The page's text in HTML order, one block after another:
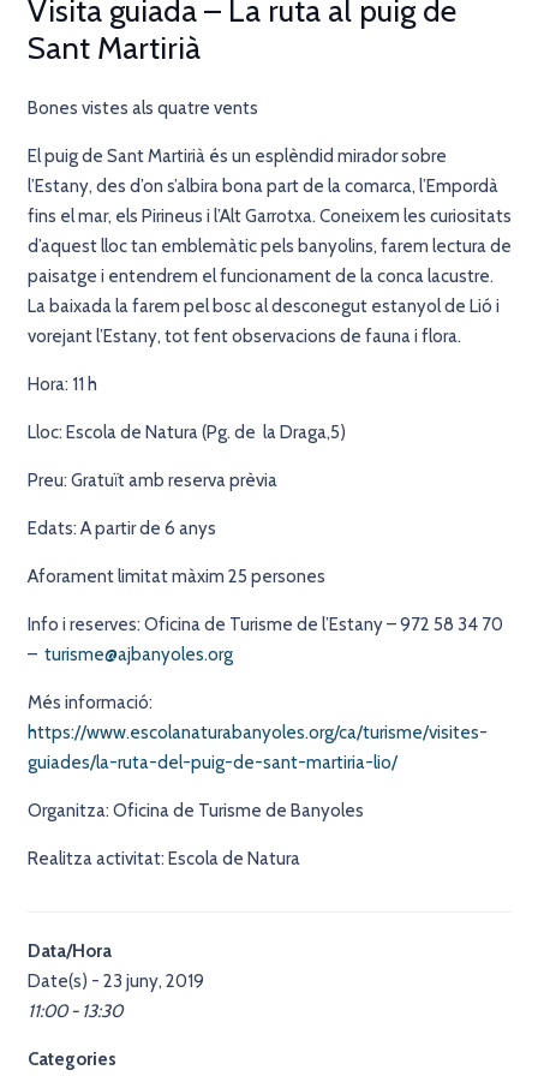
Visita guiada – La ruta al puig de
Sant Martirià
Bones vistes als quatre vents
El puig de Sant Martirià és un esplèndid mirador sobre
l’Estany, des d’on s’albira bona part de la comarca, l’Empordà
fins el mar, els Pirineus i l’Alt Garrotxa. Coneixem les curiositats
d’aquest lloc tan emblemàtic pels banyolins, farem lectura de
paisatge i entendrem el funcionament de la conca lacustre.
La baixada la farem pel bosc al desconegut estanyol de Lió i
vorejant l’Estany, tot fent observacions de fauna i flora.
Hora: 11 h
Lloc: Escola de Natura (Pg. de la Draga,5)
Preu: Gratuït amb reserva prèvia
Edats: A partir de 6 anys
Aforament limitat màxim 25 persones
Info i reserves: Oficina de Turisme de l’Estany – 972 58 34 70
– turisme@ajbanyoles.org
Més informació:
https://www.escolanaturabanyoles.org/ca/turisme/visites-
guiades/la-ruta-del-puig-de-sant-martiria-lio/
Organitza: Oficina de Turisme de Banyoles
Realitza activitat: Escola de Natura
Data/Hora
Date(s) - 23 juny, 2019
11:00 - 13:30
Categories